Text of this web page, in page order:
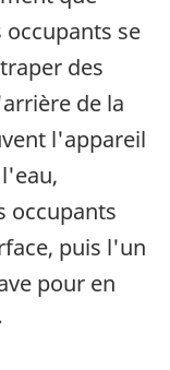
se
des
de la
l'appareil
occupants
puis l'un
pour en